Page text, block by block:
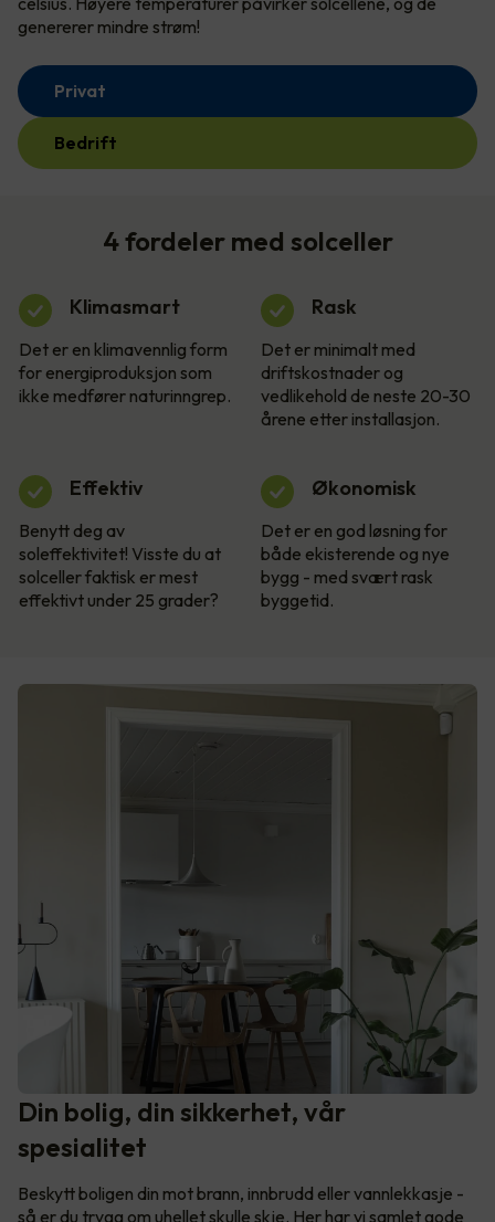
genererer mindre strøm!
Privat
Bedrift
4 fordeler med solceller
Klimasmart
Det er en klimavennlig form
for energiproduksjon som
ikke medfører naturinngrep.
Rask
Det er minimalt med
driftskostnader og
vedlikehold de neste 20-30
årene etter installasjon.
Effektiv
Benytt deg av
soleffektivitet! Visste du at
solceller faktisk er mest
effektivt under 25 grader?
Økonomisk
Det er en god løsning for
både ekisterende og nye
bygg - med svært rask
byggetid.
Din bolig, din sikkerhet, vår
spesialitet
Beskytt boligen din mot brann, innbrudd eller vannlekkasje -
så er du trygg om uhellet skulle skje. Her har vi samlet gode